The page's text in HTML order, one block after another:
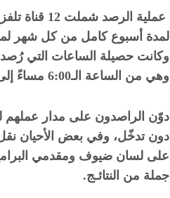
عملية
وهي من الساعة الـ6:00 مساءً إلى الـ12:00 منتصف الليل.
دوّن الراصدون على مدار عملهم
دون تدخّل، وفي بعض الأحيان نقل
على لسان ضيوف ومقدمي البرامج
جملة من النتائـج.